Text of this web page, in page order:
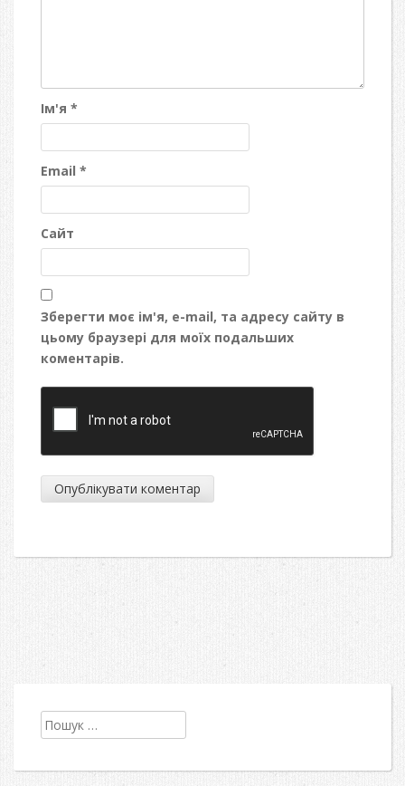
Ім'я *
Email *
Сайт
Зберегти моє ім'я, e-mail, та адресу сайту в
цьому браузері для моїх подальших
коментарів.
Пошук: